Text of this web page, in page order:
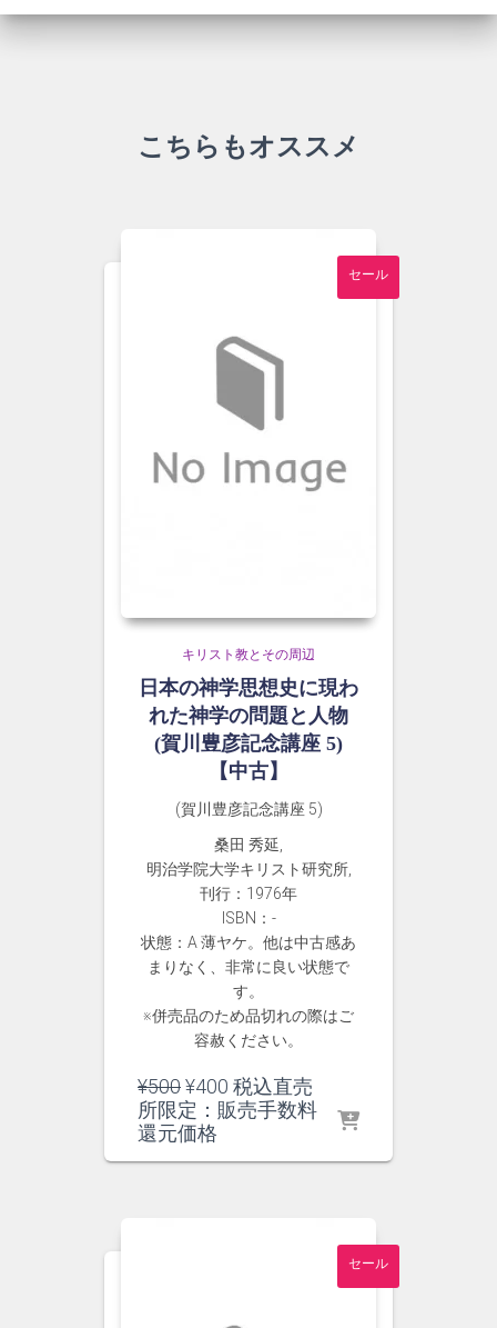
こちらもオススメ
セール
キリスト教とその周辺
日本の神学思想史に現わ
れた神学の問題と人物
(賀川豊彦記念講座 5)
【中古】
(賀川豊彦記念講座 5)
桑田 秀延,
明治学院大学キリスト研究所,
刊行：1976年
ISBN：-
状態：A 薄ヤケ。他は中古感あ
まりなく、非常に良い状態で
す。
※併売品のため品切れの際はご
容赦ください。
¥500元
の
価
¥400 現
在
税込直売
所限定：販売手数料
還元価格
セール